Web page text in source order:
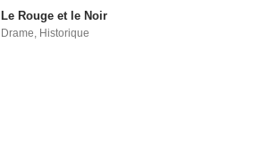
Le Rouge et le Noir
Drame, Historique